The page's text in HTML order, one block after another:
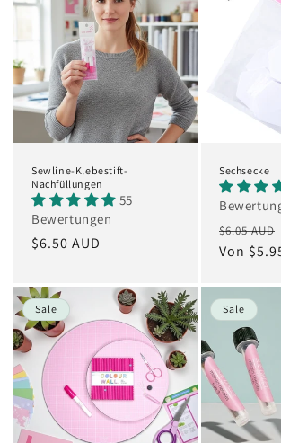
o
r
i
Sewline-Klebestift-
Nachfüllungen
55
Bewertungen
Normaler
$6.50 AUD
Sechsecke
Normaler
Preis
$6.05 AUD
Von
Sale Sale